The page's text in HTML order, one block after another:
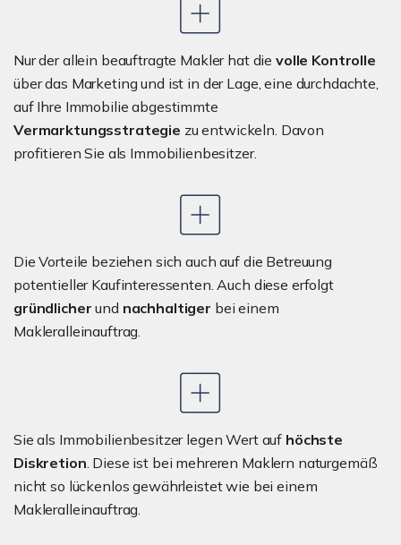
Nur der allein beauftragte Makler hat die volle Kontrolle
über das Marketing und ist in der Lage, eine durchdachte,
auf Ihre Immobilie abgestimmte
Vermarktungsstrategie zu entwickeln. Davon
profitieren Sie als Immobilienbesitzer.
Die Vorteile beziehen sich auch auf die Betreuung
potentieller Kaufinteressenten. Auch diese erfolgt
gründlicherund nachhaltiger bei einem
Makleralleinauftrag.
Sie als Immobilienbesitzer legen Wert auf höchste
Diskretion . Diese ist bei mehreren Maklern naturgemäß
nicht so lückenlos gewährleistet wie bei einem
Makleralleinauftrag.